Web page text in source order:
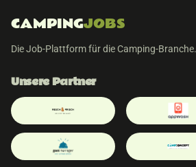
CAMPINGJOBS
Die Job-Plattform für die Camping-Branche.
Unsere Partner